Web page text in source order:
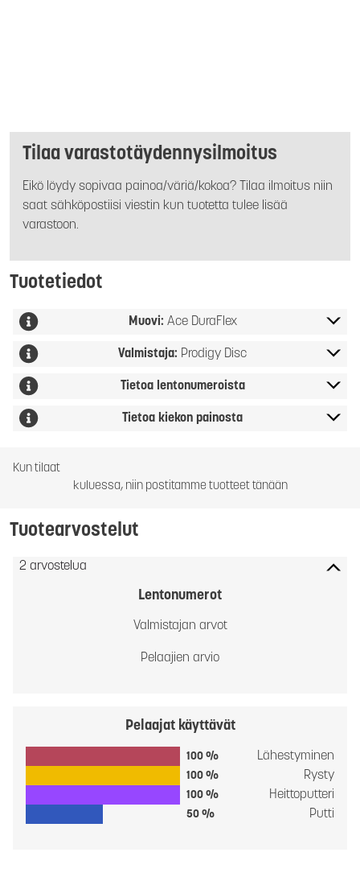
Tilaa varastotäydennysilmoitus
Eikö löydy sopivaa painoa/väriä/kokoa? Tilaa ilmoitus niin
saat sähköpostiisi viestin kun tuotetta tulee lisää
varastoon.
Tuotetiedot
Muovi: Ace DuraFlex
Valmistaja: Prodigy Disc
Tietoa lentonumeroista
Tietoa kiekon painosta
Kun tilaat
kuluessa, niin postitamme tuotteet tänään
Tuotearvostelut
2 arvostelua
Lentonumerot
Valmistajan arvot
Pelaajien arvio
Pelaajat käyttävät
100 % Lähestyminen
100 % Rysty
100 % Heittoputteri
50 % Putti